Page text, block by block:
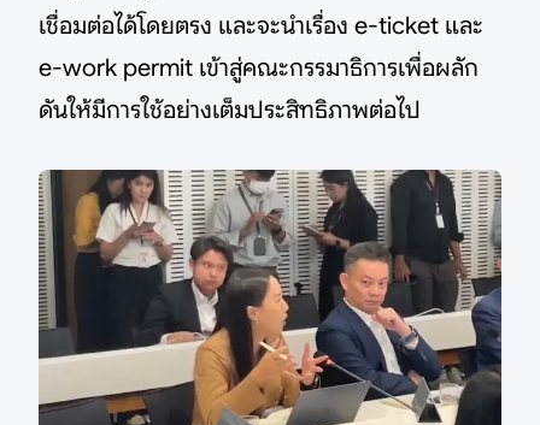
เชื่อมต่อได้โดยตรง และจะนำเรื่อง e-ticket และ
e-work permit เข้าสู่คณะกรรมาธิการเพื่อผลัก
ดันให้มีการใช้อย่างเต็มประสิทธิภาพต่อไป